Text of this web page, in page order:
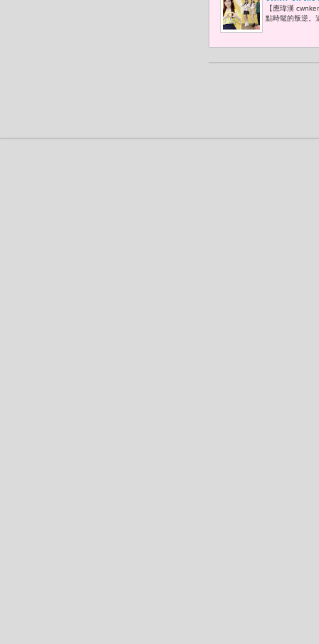
繹韓系高
【應瑋漢
點時髦的叛逆。